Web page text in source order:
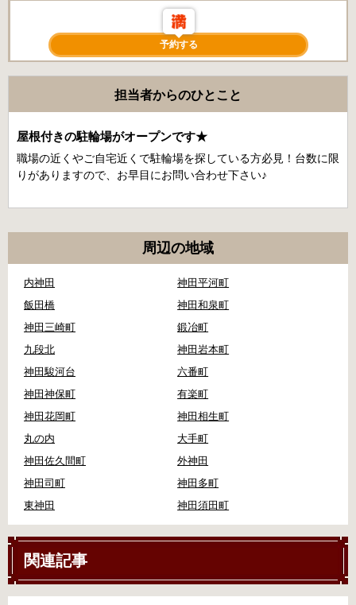
予約する
担当者からのひとこと
屋根付きの駐輪場がオープンです★
職場の近くやご自宅近くで駐輪場を探している方必見！台数に限
りがありますので、お早目にお問い合わせ下さい♪
周辺の地域
内神田
神田平河町
飯田橋
神田和泉町
神田三崎町
鍛冶町
九段北
神田岩本町
神田駿河台
六番町
神田神保町
有楽町
神田花岡町
神田相生町
丸の内
大手町
神田佐久間町
外神田
神田司町
神田多町
東神田
神田須田町
関連記事